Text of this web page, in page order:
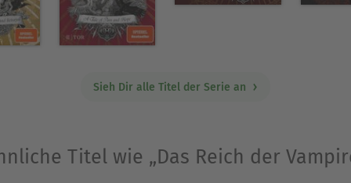
Sieh Dir alle Titel der Serie an
Titel wie „Das Reich der